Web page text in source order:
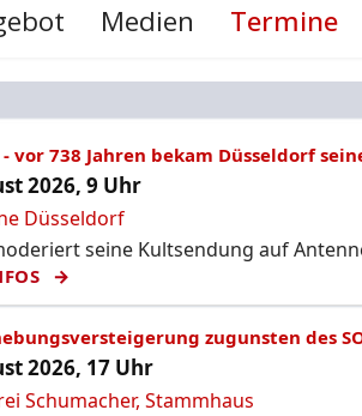
Medien Termine
vor 738 Jahren bekam Düsseldorf
2026, 9 Uhr
Düsseldorf
seine Kultsendung auf
zugunsten des
2026, 17 Uhr
Schumacher, Stammhaus